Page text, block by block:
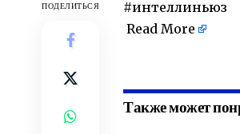
ПОДЕЛИТЬСЯ
#интеллиньюз
Read More
Также может